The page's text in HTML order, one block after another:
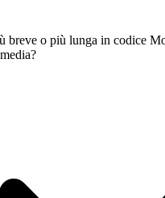
breve o più lunga in codice